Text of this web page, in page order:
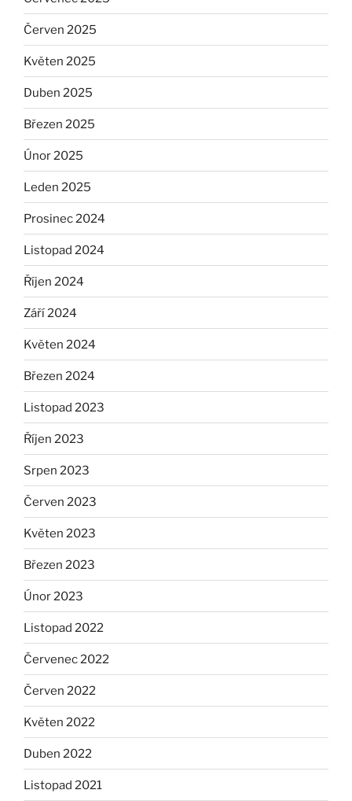
Červen 2025
Květen 2025
Duben 2025
Březen 2025
Únor 2025
Leden 2025
Prosinec 2024
Listopad 2024
Říjen 2024
Září 2024
Květen 2024
Březen 2024
Listopad 2023
Říjen 2023
Srpen 2023
Červen 2023
Květen 2023
Březen 2023
Únor 2023
Listopad 2022
Červenec 2022
Červen 2022
Květen 2022
Duben 2022
Listopad 2021